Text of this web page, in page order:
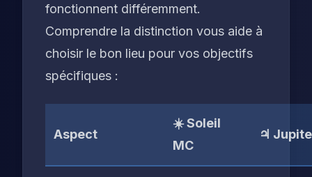
fonctionnent différemment.
Comprendre la distinction vous aide à
choisir le bon lieu pour vos objectifs
spécifiques :
Aspect
☀️ Soleil
MC
♃